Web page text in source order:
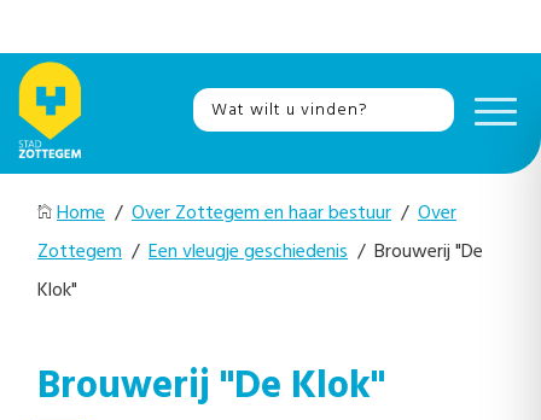
Home / Over Zottegem en haar bestuur / Over
Zottegem / Een vleugje geschiedenis / Brouwerij "De
Klok"
Brouwerij "De Klok"